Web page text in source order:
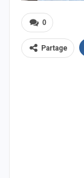
0
Partage